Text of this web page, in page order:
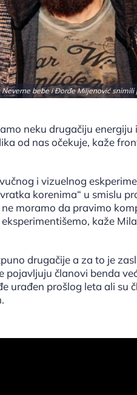
Neverne bebe i Đorđe Miljenović
neku drugačiju energiju
od nas očekuje, kaže
i vizuelnog
korenima“ u smislu
moramo da pravimo
kaže
drugačije a za to je
članovi benda
urađen prošlog leta ali su